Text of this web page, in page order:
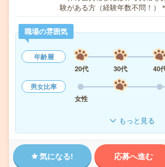
験がある方（経験年数不問！
職場の雰囲気
年齢層
20代
30代 40
男女比率
女性
もっと見る
気になる! 応募へ進む